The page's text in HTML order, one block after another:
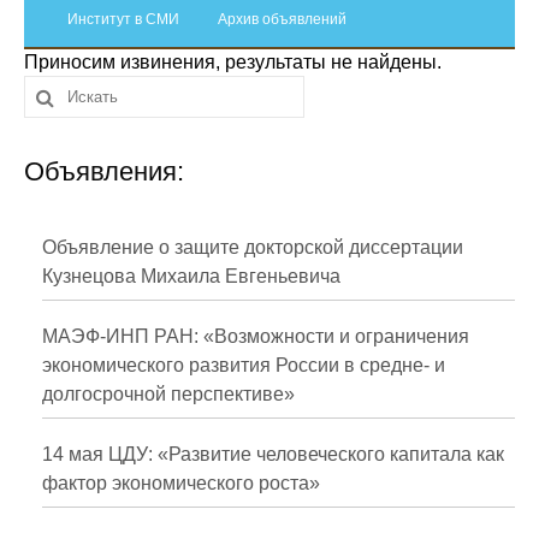
Отчетность
Противодействие коррупции
Материалы для СМИ
Публикации
Научная жизнь
Проблемы прогнозирования
О журнале
Номера журналов
Институт в СМИ Архив объявлений
Приносим извинения, результаты не найдены.
Объявления:
Объявление о защите докторской диссертации
Кузнецова Михаила Евгеньевича
МАЭФ-ИНП РАН: «Возможности и ограничения
экономического развития России в средне- и
долгосрочной перспективе»
14 мая ЦДУ: «Развитие человеческого капитала как
фактор экономического роста»